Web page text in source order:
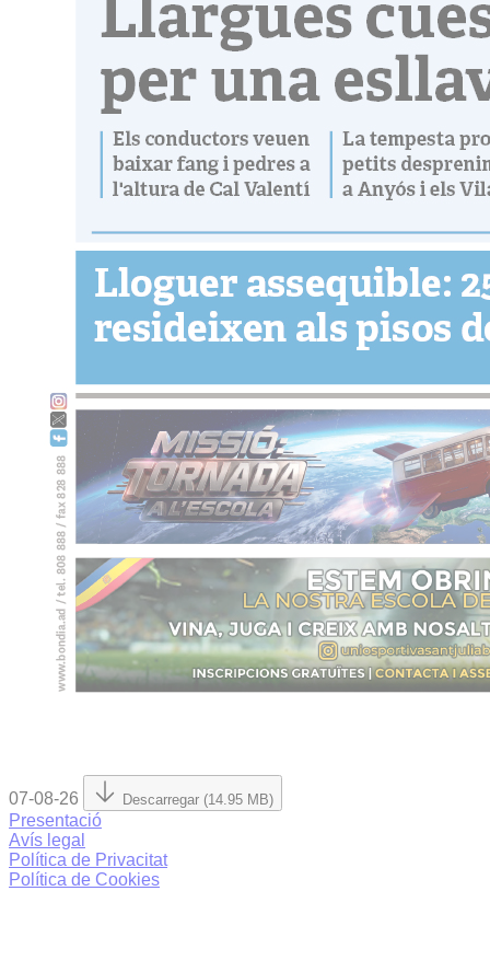
07-08-26 Descarregar (14.95 MB)
Presentació
Avís legal
Política de Privacitat
Política de Cookies